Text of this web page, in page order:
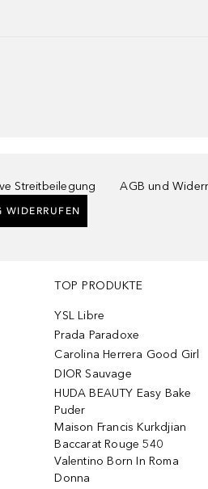
Streitbeilegung
AGB und
WIDERRUFEN
TOP PRODUKTE
YSL Libre
Prada Paradoxe
Carolina Herrera Good Girl
DIOR Sauvage
HUDA BEAUTY Easy Bake
Puder
Maison Francis Kurkdjian
Baccarat Rouge 540
Valentino Born In Roma
Donna